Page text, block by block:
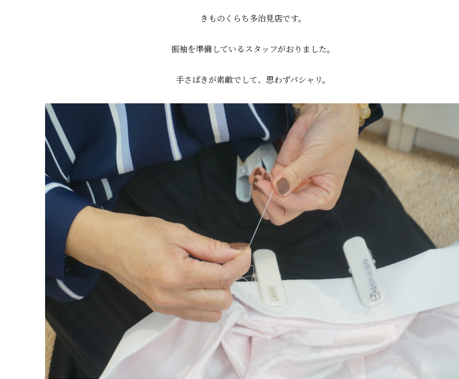
きものくらち多治見店です。
振袖を準備しているスタッフがおりました。
手さばきが素敵でして、思わずパシャリ。